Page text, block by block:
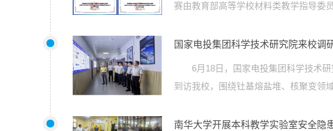
赛由教育部高等学校材料类教学指导委
国家电投集团科学技术研究院来校调
6月18日，国家电投集团科学技术
到访我校，围绕钍基熔盐堆、核聚变领
南华大学开展本科教学实验室安全隐